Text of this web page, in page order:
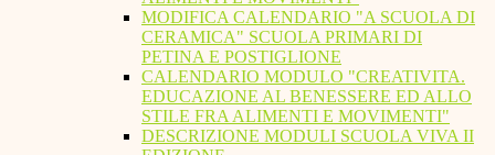
MODIFICA CALENDARIO "A SCUOLA DI
CERAMICA" SCUOLA PRIMARI DI
PETINA E POSTIGLIONE
CALENDARIO MODULO "CREATIVITA.
EDUCAZIONE AL BENESSERE ED ALLO
STILE FRA ALIMENTI E MOVIMENTI"
DESCRIZIONE MODULI SCUOLA VIVA II